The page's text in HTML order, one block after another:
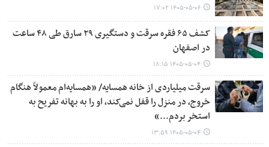
۱۴۰۵-۰۵-۰۶ ۱۷:۰۲
کشف ۶۵ فقره سرقت و دستگیری ۲۹ سارق طی ۴۸ ساعت
در اصفهان
۱۴۰۵-۰۵-۰۴ ۱۸:۱۵
سرقت میلیاردی از خانه همسایه/ «همسایه‌ام معمولاً هنگام
خروج، در منزل را قفل نمی‌کند، او را به بهانه تفریح به
استخر بردم...»
۱۴۰۵-۰۵-۰۴ ۱۳:۵۹